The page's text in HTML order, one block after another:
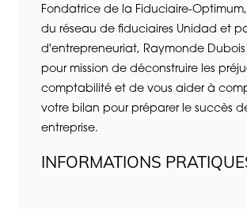
Fondatrice de la Fiduciaire-Optimum
du réseau de fiduciaires Unidad et
d'entrepreneuriat, Raymonde
pour mission de déconstruire les
comptabilité et de vous aider à
votre bilan pour préparer le succès
entreprise.
INFORMATIONS